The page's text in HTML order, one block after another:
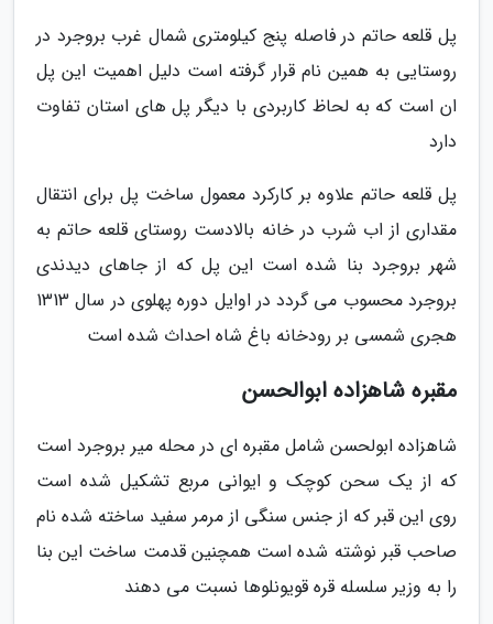
پل قلعه حاتم در فاصله پنج کیلومتری شمال غرب بروجرد در
روستایی به همین نام قرار گرفته است دلیل اهمیت این پل
ان است که به لحاظ کاربردی با دیگر پل های استان تفاوت
دارد
پل قلعه حاتم علاوه بر کارکرد معمول ساخت پل برای انتقال
مقداری از اب شرب در خانه بالادست روستای قلعه حاتم به
شهر بروجرد بنا شده است این پل که از جاهای دیدندی
بروجرد محسوب می گردد در اوایل دوره پهلوی در سال 1313
هجری شمسی بر رودخانه باغ شاه احداث شده است
مقبره شاهزاده ابوالحسن
شاهزاده ابولحسن شامل مقبره ای در محله میر بروجرد است
که از یک سحن کوچک و ایوانی مربع تشکیل شده است
روی این قبر که از جنس سنگی از مرمر سفید ساخته شده نام
صاحب قبر نوشته شده است همچنین قدمت ساخت این بنا
را به وزیر سلسله قره قویونلوها نسبت می دهند